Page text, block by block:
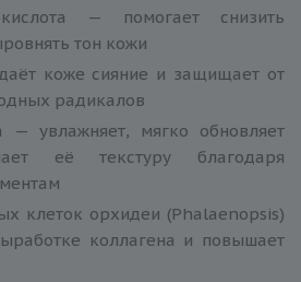
— помогает снизить
тон кожи
коже сияние и защищает от
радикалов
— увлажняет, мягко обновляет
её текстуру благодаря
клеток орхидеи (Phalaenopsis)
коллагена и повышает